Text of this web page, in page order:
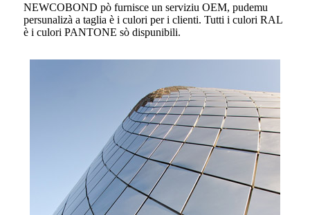
NEWCOBOND pò furnisce un serviziu OEM, pudemu
persunalizà a taglia è i culori per i clienti. Tutti i culori RAL
è i culori PANTONE sò dispunibili.